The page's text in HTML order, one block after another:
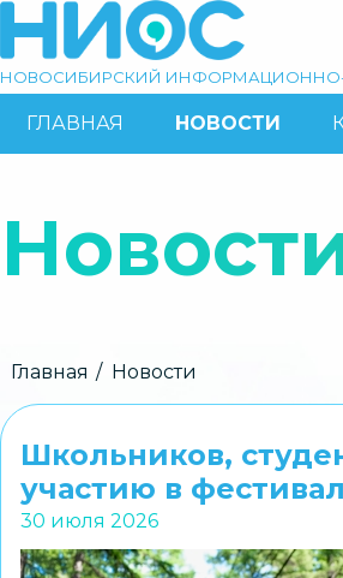
основному
Поиск
НОВОСИБИРСКИЙ ИНФОРМАЦИОННО-
ОСНОВНАЯ
ГЛАВНАЯ НОВОСТИ
Строка
навигации
Главная Новости
Школьников,
участию в
30 июля 2026